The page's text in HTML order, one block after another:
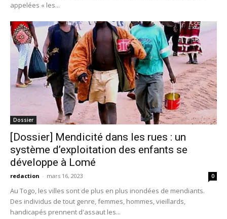
appelées « les...
Dossier
[Dossier] Mendicité dans les rues : un
système d’exploitation des enfants se
développe à Lomé
redaction - mars 16, 2023 0
Au Togo, les villes sont de plus en plus inondées de mendiants.
Des individus de tout genre, femmes, hommes, vieillards,
handicapés prennent d'assaut les...